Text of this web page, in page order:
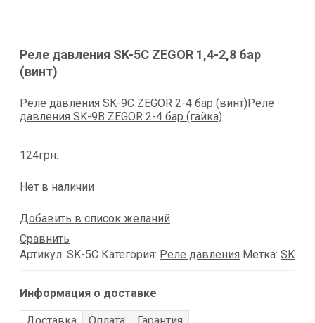
Реле давления SK-5C ZEGOR 1,4-2,8 бар
(винт)
Реле давления SK-9C ZEGOR 2-4 бар (винт)Реле
давления SK-9B ZEGOR 2-4 бар (гайка)
124грн.
Нет в наличии
Добавить в список желаний
Сравнить
Артикул: SK-5C Категория: Реле давления Метка: SK
Информация о доставке